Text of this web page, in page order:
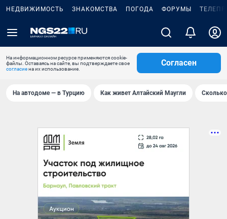
НЕДВИЖИМОСТЬ ЗНАКОМСТВА ПОГОДА ФОРУМЫ
На информационном ресурсе применяются cookie-
файлы. Оставаясь на сайте, вы подтверждаете свое
согласиена их использование.
Согласен
На автодоме — в Турцию Как живет Алтайский Маугли